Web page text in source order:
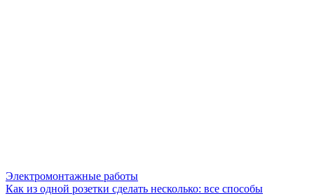
Электромонтажные работы
Как из одной розетки сделать несколько: все способы